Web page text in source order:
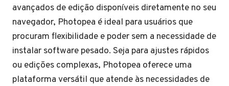
avançados de edição disponíveis diretamente no seu
navegador, Photopea é ideal para usuários que
procuram flexibilidade e poder sem a necessidade de
instalar software pesado. Seja para ajustes rápidos
ou edições complexas, Photopea oferece uma
plataforma versátil que atende às necessidades de